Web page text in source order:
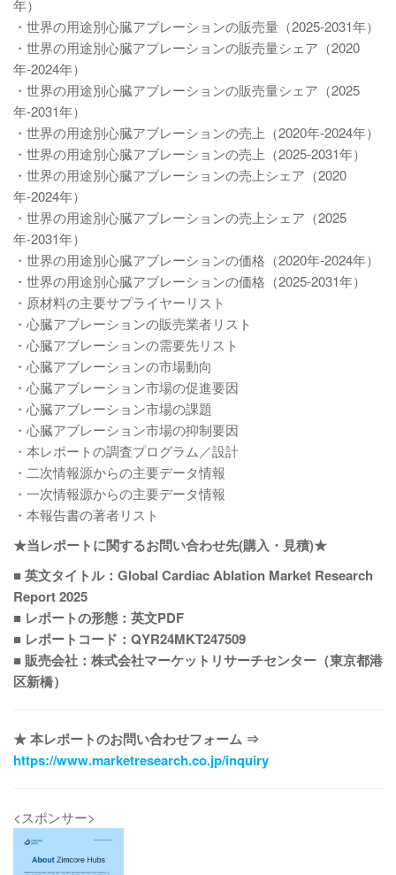
年）
・世界の用途別心臓アブレーションの販売量（2025-2031年）
・世界の用途別心臓アブレーションの販売量シェア（2020
年-2024年）
・世界の用途別心臓アブレーションの販売量シェア（2025
年-2031年）
・世界の用途別心臓アブレーションの売上（2020年-2024年）
・世界の用途別心臓アブレーションの売上（2025-2031年）
・世界の用途別心臓アブレーションの売上シェア（2020
年-2024年）
・世界の用途別心臓アブレーションの売上シェア（2025
年-2031年）
・世界の用途別心臓アブレーションの価格（2020年-2024年）
・世界の用途別心臓アブレーションの価格（2025-2031年）
・原材料の主要サプライヤーリスト
・心臓アブレーションの販売業者リスト
・心臓アブレーションの需要先リスト
・心臓アブレーションの市場動向
・心臓アブレーション市場の促進要因
・心臓アブレーション市場の課題
・心臓アブレーション市場の抑制要因
・本レポートの調査プログラム／設計
・二次情報源からの主要データ情報
・一次情報源からの主要データ情報
・本報告書の著者リスト
★当レポートに関するお問い合わせ先(購入・見積)★
■ 英文タイトル：Global Cardiac Ablation Market Research
Report 2025
■ レポートの形態：英文PDF
■ レポートコード：QYR24MKT247509
■ 販売会社：株式会社マーケットリサーチセンター（東京都港
区新橋）
★ 本レポートのお問い合わせフォーム ⇒
https://www.marketresearch.co.jp/inquiry
<スポンサー>